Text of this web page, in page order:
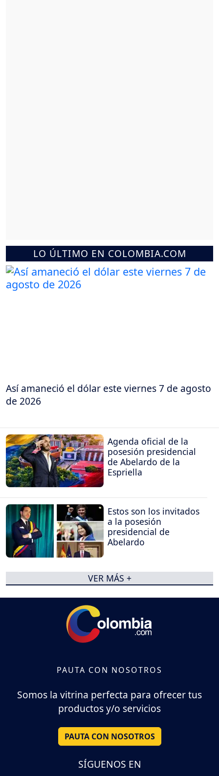
LO ÚLTIMO EN COLOMBIA.COM
Así amaneció el dólar este viernes 7 de agosto
de 2026
Agenda oficial de la
posesión presidencial
de Abelardo de la
Espriella
Estos son los invitados
a la posesión
presidencial de
Abelardo
VER MÁS +
PAUTA CON NOSOTROS
Somos la vitrina perfecta para ofrecer tus
productos y/o servicios
PAUTA CON NOSOTROS
SÍGUENOS EN